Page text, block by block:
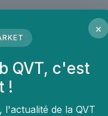
×
QVT, c'est
!
l'actualité de la QVT